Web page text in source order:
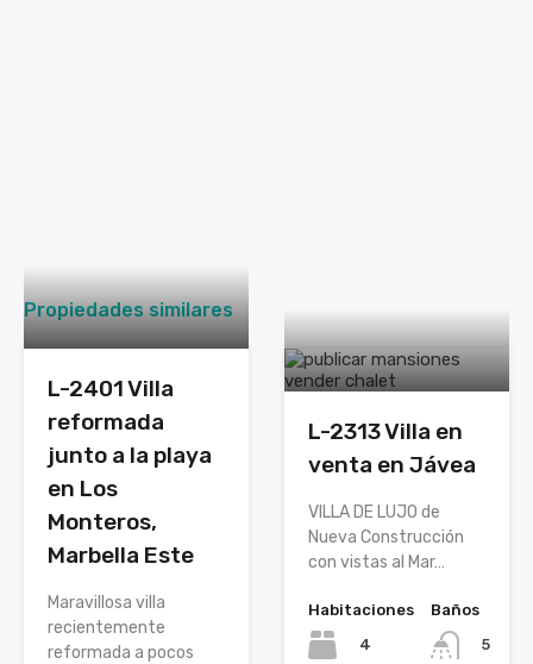
Propiedades similares
L-2401 Villa
reformada
junto a la playa
en Los
Monteros,
Marbella Este
Maravillosa villa
recientemente
reformada a pocos
L-2313 Villa en
venta en Jávea
VILLA DE LUJO de
Nueva Construcción
con vistas al Mar…
Habitaciones
4
Baños
5